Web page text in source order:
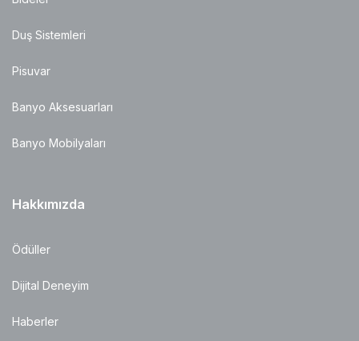
Duş Sistemleri
Pisuvar
Banyo Aksesuarları
Banyo Mobilyaları
Hakkımızda
Ödüller
Dijital Deneyim
Haberler